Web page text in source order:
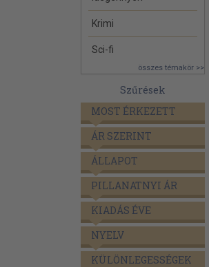
Krimi
Sci-fi
összes témakör >>
Szűrések
MOST ÉRKEZETT
ÁR SZERINT
ÁLLAPOT
PILLANATNYI ÁR
KIADÁS ÉVE
NYELV
KÜLÖNLEGESSÉGEK